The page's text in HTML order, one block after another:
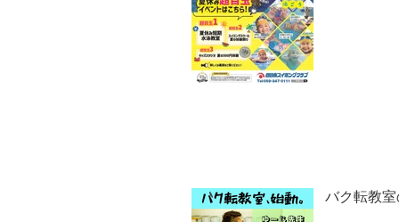
バク転教